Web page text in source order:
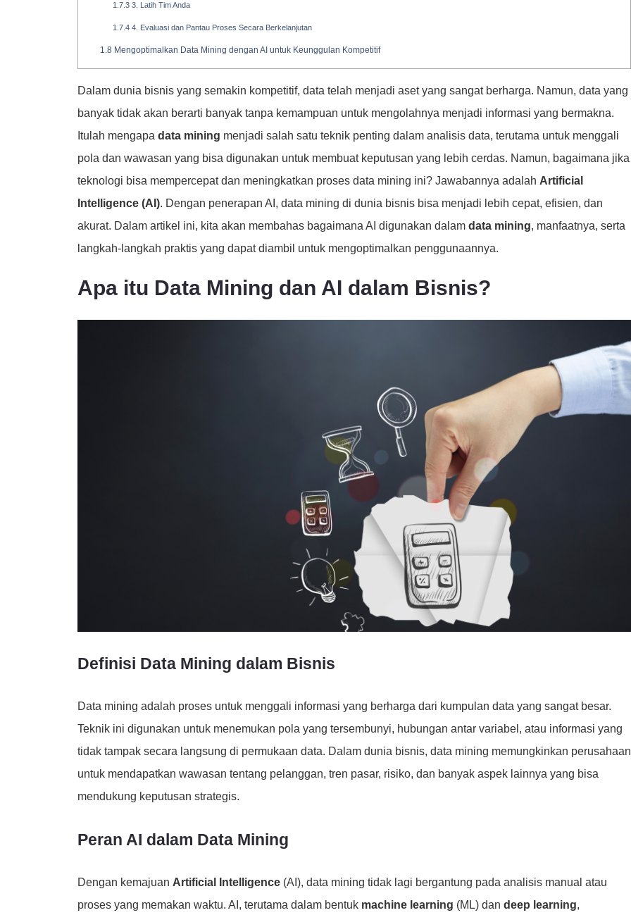
1.7.33. Latih Tim Anda
1.7.44. Evaluasi dan Pantau Proses Secara Berkelanjutan
1.8 Mengoptimalkan Data Mining dengan AI untuk Keunggulan Kompetitif
Dalam dunia bisnis yang semakin kompetitif, data telah menjadi aset yang sangat berharga. Namun, data yang
banyak tidak akan berarti banyak tanpa kemampuan untuk mengolahnya menjadi informasi yang bermakna.
Itulah mengapa data mining menjadi salah satu teknik penting dalam analisis data, terutama untuk menggali
pola dan wawasan yang bisa digunakan untuk membuat keputusan yang lebih cerdas. Namun, bagaimana jika
teknologi bisa mempercepat dan meningkatkan proses data mining ini? Jawabannya adalah Artificial
Intelligence (AI). Dengan penerapan AI, data mining di dunia bisnis bisa menjadi lebih cepat, efisien, dan
akurat. Dalam artikel ini, kita akan membahas bagaimana AI digunakan dalam data mining, manfaatnya, serta
langkah-langkah praktis yang dapat diambil untuk mengoptimalkan penggunaannya.
Apa itu Data Mining dan AI dalam Bisnis?
Definisi Data Mining dalam Bisnis
Data mining adalah proses untuk menggali informasi yang berharga dari kumpulan data yang sangat besar.
Teknik ini digunakan untuk menemukan pola yang tersembunyi, hubungan antar variabel, atau informasi yang
tidak tampak secara langsung di permukaan data. Dalam dunia bisnis, data mining memungkinkan perusahaan
untuk mendapatkan wawasan tentang pelanggan, tren pasar, risiko, dan banyak aspek lainnya yang bisa
mendukung keputusan strategis.
Peran AI dalam Data Mining
Dengan kemajuan Artificial Intelligence (AI), data mining tidak lagi bergantung pada analisis manual atau
proses yang memakan waktu. AI, terutama dalam bentuk machine learning (ML) dan deep learning,
Zahir Accounting Online
Membuat Invoice & Laporan Keuangan dengan
CEPAT!, Inventori, Project, dan Payroll
TERINTEGRASI